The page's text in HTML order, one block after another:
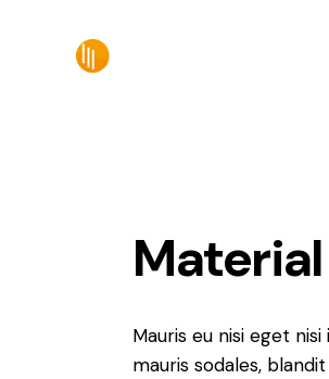
Mauris eu nisi eget
mauris sodales,